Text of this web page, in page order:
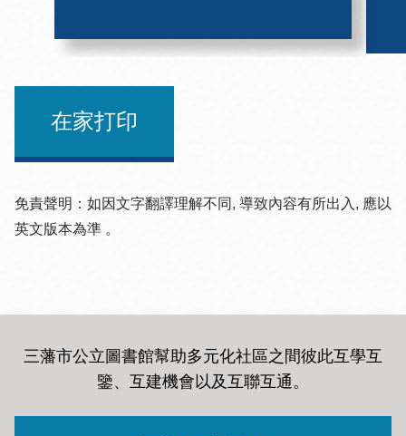
在家打印
免責聲明：如因文字翻譯理解不同, 導致內容有所出入, 應以
英文版本為準 。
三藩市公立圖書館幫助多元化社區之間彼此互學互
鑒、互建機會以及互聯互通。